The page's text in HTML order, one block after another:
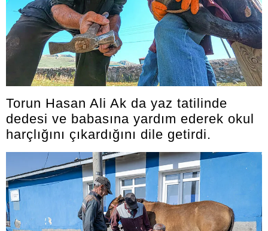
Torun Hasan Ali Ak da yaz tatilinde
dedesi ve babasına yardım ederek okul
harçlığını çıkardığını dile getirdi.